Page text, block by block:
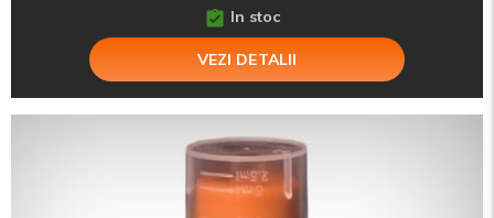
In stoc
VEZI DETALII